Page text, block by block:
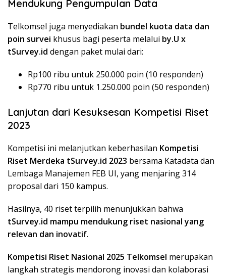
Mendukung Pengumpulan Data
Telkomsel juga menyediakan bundel kuota data dan
poin survei khusus bagi peserta melalui by.U x
tSurvey.id dengan paket mulai dari:
Rp100 ribu untuk 250.000 poin (10 responden)
Rp770 ribu untuk 1.250.000 poin (50 responden)
Lanjutan dari Kesuksesan Kompetisi Riset
2023
Kompetisi ini melanjutkan keberhasilan Kompetisi
Riset Merdeka tSurvey.id 2023 bersama Katadata dan
Lembaga Manajemen FEB UI, yang menjaring 314
proposal dari 150 kampus.
Hasilnya, 40 riset terpilih menunjukkan bahwa
tSurvey.id mampu mendukung riset nasional yang
relevan dan inovatif.
Kompetisi Riset Nasional 2025 Telkomsel merupakan
langkah strategis mendorong inovasi dan kolaborasi